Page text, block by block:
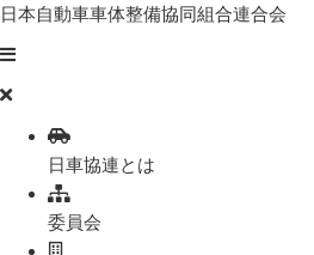
日本自動車車体整備協同組合連合会
日車協連とは
委員会